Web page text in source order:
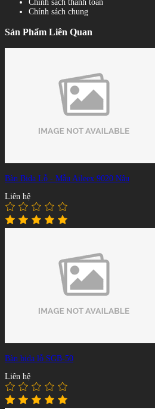
Chính sách thanh toán
Chính sách chung
Sản Phẩm Liên Quan
Bàn Bida Lỗ - Mẫu Aileex 9020 Nâu
Liên hệ
Bàn bida lỗ SGB-50
Liên hệ